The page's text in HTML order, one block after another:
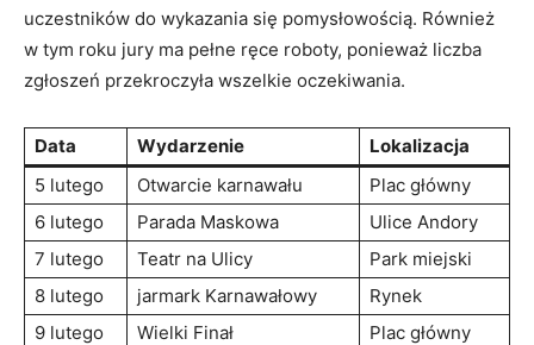
uczestników⁢ do ⁤wykazania się pomysłowością. Również
w tym roku jury ma pełne ⁢ręce‌ roboty, ponieważ liczba
zgłoszeń przekroczyła ⁤wszelkie oczekiwania.
Data Wydarzenie
Lokalizacja
5 lutego
Otwarcie karnawału
Plac główny
6⁤ lutego
Parada ‍Maskowa
Ulice Andory
7 lutego
Teatr na Ulicy
Park ⁤miejski
8 lutego
jarmark Karnawałowy
Rynek
9 lutego
Wielki⁤ Finał Plac ​główny